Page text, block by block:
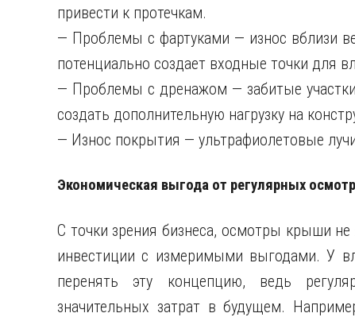
привести к протечкам.
— Проблемы с фартуками — износ вблизи
потенциально создает входные точки для
— Проблемы с дренажом — забитые
создать дополнительную нагрузку на
— Износ покрытия — ультрафиолетовые
Экономическая выгода от регулярных
С точки зрения бизнеса, осмотры крыши
инвестиции с измеримыми выгодами. У
перенять эту концепцию, ведь
значительных затрат в будущем.